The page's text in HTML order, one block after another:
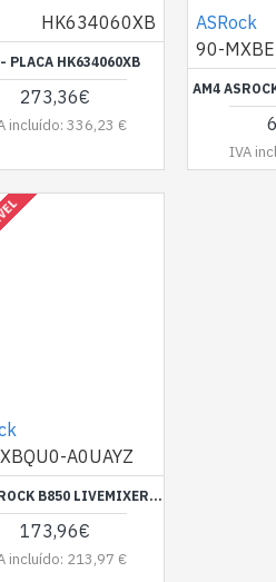
HK634060XB
PLACA HK634060XB
273,36€
incluído: 336,23 €
ASRock
90-
AM4
IVA
A0UAYZ
AM5 ASROCK B850 LIVEMIXER WIFI
173,96€
incluído: 213,97 €